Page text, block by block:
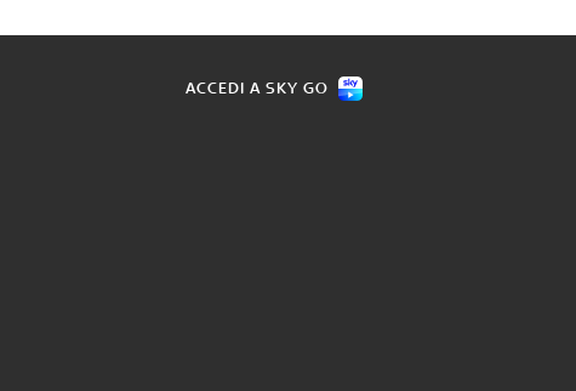
ACCEDI A SKY GO